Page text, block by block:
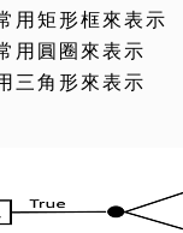
用矩形框來表示
用圓圈來表示
三角形來表示